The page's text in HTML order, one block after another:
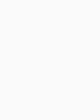
genere
e
temi